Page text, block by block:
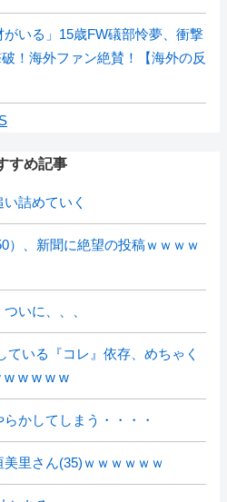
いる」15歳FW礒部怜夢、衝撃
！海外ファン絶賛！【海外の反
すめ記事
詰めていく
）、新聞に絶望の投稿ｗｗｗｗ
いに、、、
ている『コレ』依存、めちゃく
w w w w w
かしてしまう・・・・
美里さん(35)ｗｗｗｗｗｗ